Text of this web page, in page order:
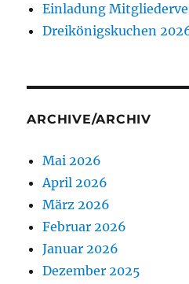
Einladung
Dreikönigskuchen
ARCHIVE/ARCHIV
Mai 2026
April 2026
März 2026
Februar 2026
Januar 2026
Dezember 2025